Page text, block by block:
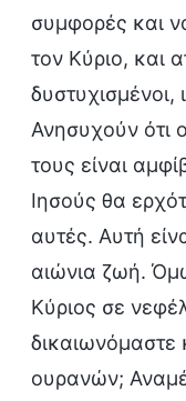
συμφορές και
τον Κύριο, και
Ανησυχούν ότι
τους είναι
Ιησούς θα
αυτές. Αυτή
αιώνια ζωή.
Κύριος σε
δικαιωνόμαστε
ουρανών;